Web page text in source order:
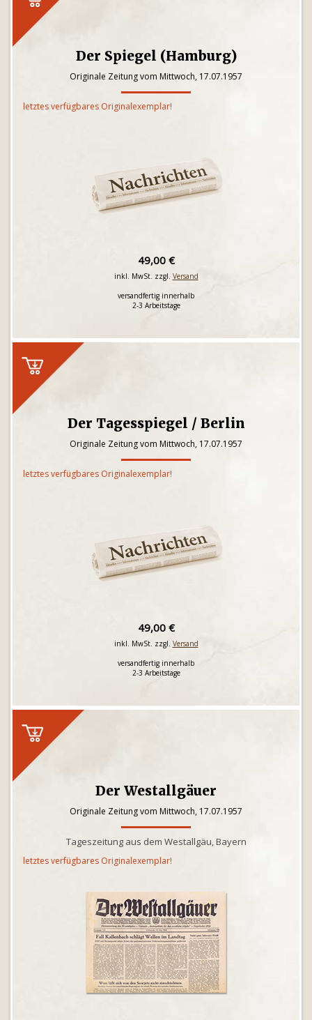
Der Spiegel (Hamburg)
Originale Zeitung vom Mittwoch, 17.07.1957
letztes verfügbares Originalexemplar!
49,00 €
inkl. MwSt. zzgl. Versand
versandfertig innerhalb
2-3 Arbeitstage
Der Tagesspiegel / Berlin
Originale Zeitung vom Mittwoch, 17.07.1957
letztes verfügbares Originalexemplar!
49,00 €
inkl. MwSt. zzgl. Versand
versandfertig innerhalb
2-3 Arbeitstage
Der Westallgäuer
Originale Zeitung vom Mittwoch, 17.07.1957
Tageszeitung aus dem Westallgäu, Bayern
letztes verfügbares Originalexemplar!